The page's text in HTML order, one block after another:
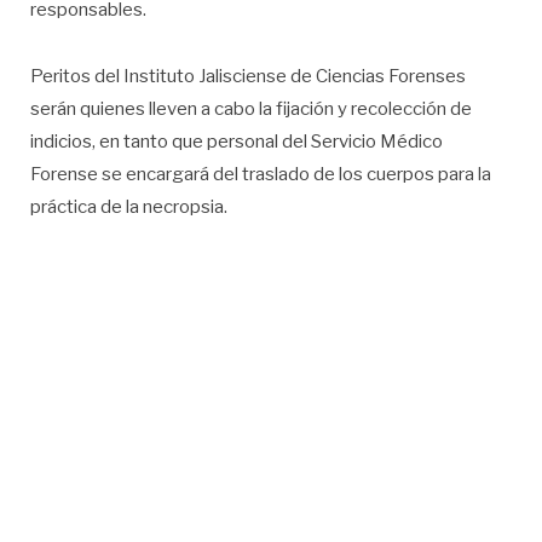
responsables.
Peritos del Instituto Jalisciense de Ciencias Forenses
serán quienes lleven a cabo la fijación y recolección de
indicios, en tanto que personal del Servicio Médico
Forense se encargará del traslado de los cuerpos para la
práctica de la necropsia.